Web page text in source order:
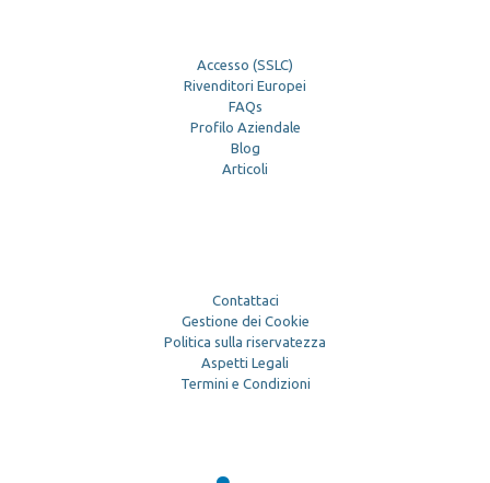
Accesso (SSLC)
Rivenditori Europei
FAQs
Profilo Aziendale
Blog
Articoli
Contattaci
Gestione dei Cookie
Politica sulla riservatezza
Aspetti Legali
Termini e Condizioni